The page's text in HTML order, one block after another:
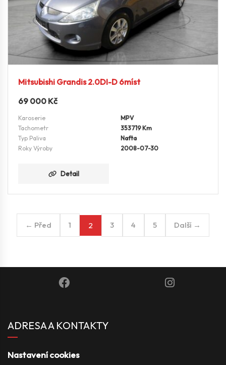
Mitsubishi Grandis 2.0DI-D 6míst
69 000 Kč
Karoserie
MPV
Tachometr
353719 Km
Typ Paliva
Nafta
Roky Výroby
2008-07-30
Detail
← Před 1 2 3 4 5 Další →
ADRESA A KONTAKTY
Nastavení cookies